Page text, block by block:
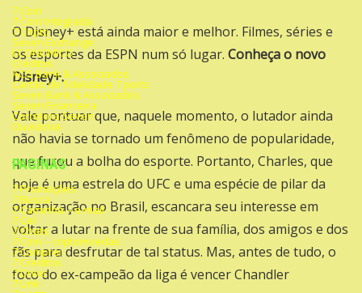
O Disney+ está ainda maior e melhor. Filmes, séries e
os esportes da ESPN num só lugar. Conheça o novo
Disney+.
Vale pontuar que, naquele momento, o lutador ainda
não havia se tornado um fenômeno de popularidade,
que furou a bolha do esporte. Portanto, Charles, que
hoje é uma estrela do UFC e uma espécie de pilar da
organização no Brasil, escancara seu interesse em
voltar a lutar na frente de sua família, dos amigos e dos
fãs para desfrutar de tal status. Mas, antes de tudo, o
foco do ex-campeão da liga é vencer Chandler
7 Coin
7 Coin Integrada
7 Cripto
Seven Exchange
ECONOMICO
Créditos
ACG Bank & Associados
Cartão de fidelidade 7 ports
Seven Bank & Associados
Seven Financeira
Corretora Seven
Ouvidoria
PAGINAS
7 Promoções
7 Busca
7 Caminha – e-mail
7 Cel
7 Chats
7 Coin – criptomoedas
7 Comprei
7 Creditos
7 Drive
7 Link